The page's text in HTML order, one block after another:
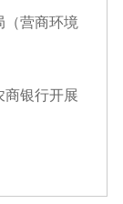
（营商环境
商银行开展